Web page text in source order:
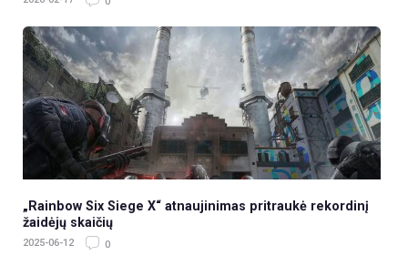
„Rainbow Six Siege X“ atnaujinimas pritraukė rekordinį
žaidėjų skaičių
2025-06-12 0